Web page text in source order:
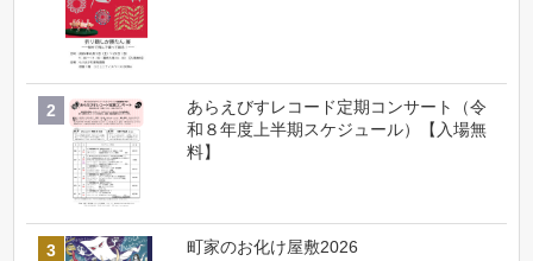
あらえびすレコード定期コンサート（令
和８年度上半期スケジュール）【入場無
料】
町家のお化け屋敷2026